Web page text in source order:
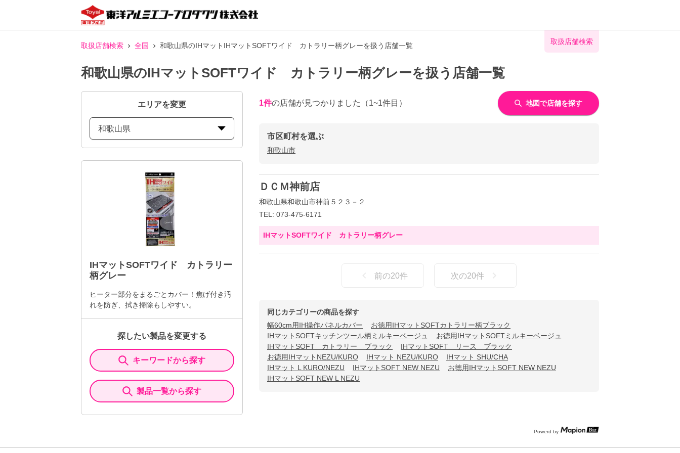
取扱店舗検索 全国 和歌山県のIHマットIHマットSOFTワイド カトラリー柄グレーを扱う店舗一覧 取扱店舗検索
和歌山県のIHマットSOFTワイド カトラリー柄グレーを扱う店舗一覧
エリアを変更
和歌山県
IHマットSOFTワイド カトラリー
柄グレー
ヒーター部分をまるごとカバー！焦げ付き汚
れを防ぎ、拭き掃除もしやすい。
探したい製品を変更する
キーワードから探す
製品一覧から探す
1件の店舗が見つかりました （1~1件目） 地図で店舗を探す
市区町村を選ぶ
和歌山市
ＤＣＭ神前店
和歌山県和歌山市神前５２３－２
TEL: 073-475-6171
IHマットSOFTワイド カトラリー柄グレー
前の20件 次の20件
同じカテゴリーの商品を探す
幅60cm用IH操作パネルカバー
お徳用IHマットSOFTカトラリー柄ブラック
IHマットSOFTキッチンツール柄ミルキーベージュ
お徳用IHマットSOFTミルキーベージュ
IHマットSOFT カトラリー ブラック
IHマットSOFT リース ブラック
お徳用IHマットNEZU/KURO
IHマット NEZU/KURO
IHマット SHU/CHA
IHマット L KURO/NEZU
IHマットSOFT NEW NEZU
お徳用IHマットSOFT NEW NEZU
IHマットSOFT NEW L NEZU
Powerd by